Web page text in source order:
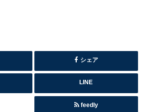
シェア
LINE
feedly